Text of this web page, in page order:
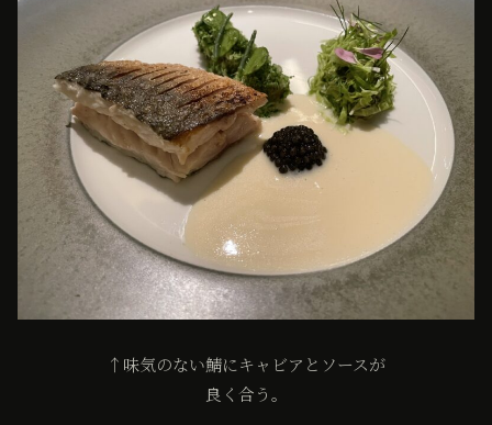
↑味気のない鯖にキャビアとソースが
良く合う。